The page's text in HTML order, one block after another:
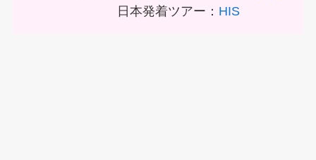
日本発着ツアー： HIS